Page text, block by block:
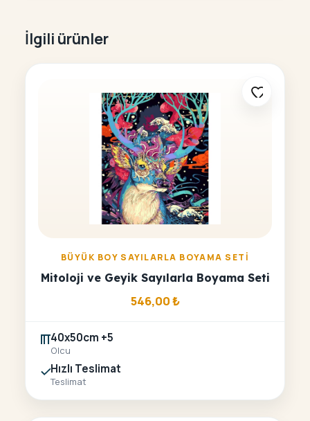
İlgili ürünler
BÜYÜK BOY SAYILARLA BOYAMA SETI
Mitoloji ve Geyik Sayılarla Boyama Seti
546,00₺
40x50cm +5
Olcu
Hızlı Teslimat
Teslimat